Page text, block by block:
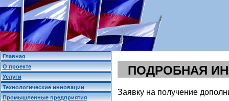
ПОДРОБНАЯ
Заявку на получение
Главная
О проекте
Услуги
Технологические инновации
Промышленные предприятия